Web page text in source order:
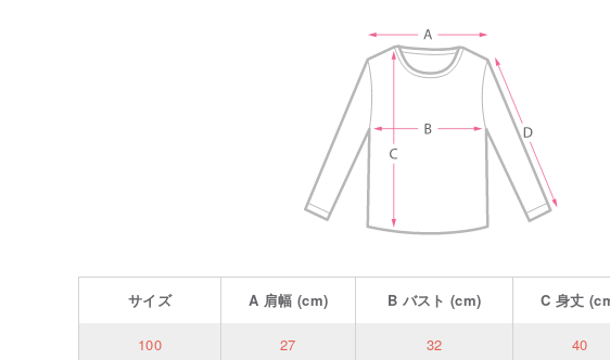
サイズ A 肩幅 (cm) B バスト (cm) C 身丈
100 27 32 40